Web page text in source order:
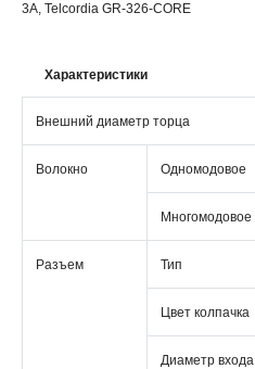
3A, Telcordia GR-326-CORE
Характеристики
Внешний диаметр торца
Волокно Одномодовое
Многомодовое
Разъем Тип
Цвет колпачка
Диаметр входа